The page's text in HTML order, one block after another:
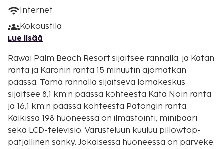
Internet
Kokoustila
Lue lisää
Rawai Palm Beach Resort sijaitsee rannalla, ja Katan
ranta ja Karonin ranta 15 minuutin ajomatkan
päässä. Tämä rannalla sijaitseva lomakeskus
sijaitsee 8,1 km:n päässä kohteesta Kata Noin ranta
ja 16,1 km:n päässä kohteesta Patongin ranta.
Kaikissa 198 huoneessa on ilmastointi, minibaari
sekä LCD-televisio. Varusteluun kuuluu pillowtop-
patjallinen sänky. Jokaisessa huoneessa on parveke.